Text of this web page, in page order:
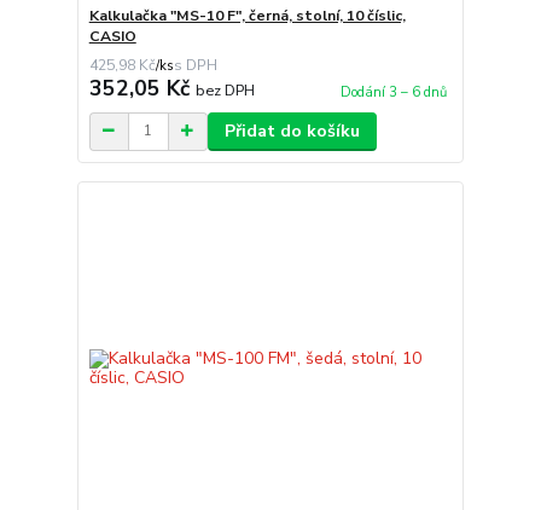
Kalkulačka "MS-10 F", černá, stolní, 10 číslic,
CASIO
425,98 Kč/ks
352,05 Kč bez DPH Dodání 3 – 6 dnů
Přidat do košíku